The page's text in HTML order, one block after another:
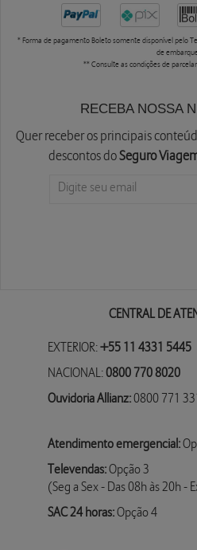
* Forma de pagamento Boleto somente disponível pelo
de
** Consulte as condições de
RECEBA NOSSA
Quer receber os principais
descontos doSeguro
CENTRAL DE
EXTERIOR:+55 11 4331 5445
NACIONAL:0800 770 8020
Ouvidoria Allianz:0800 771
Atendimento emergencial:
Televendas:Opção 3
(Seg a Sex - Das 08h às 20h -
SAC 24 horas:Opção 4